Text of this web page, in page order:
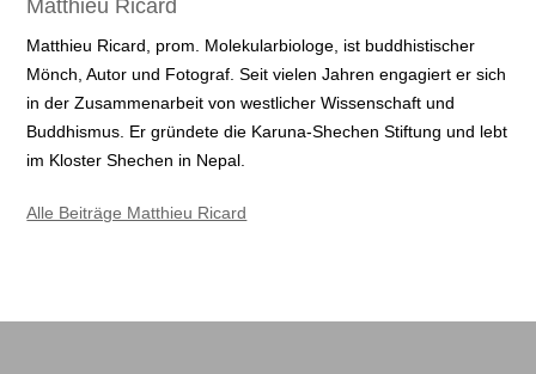
Matthieu Ricard
Matthieu Ricard, prom. Molekularbiologe, ist buddhistischer
Mönch, Autor und Fotograf. Seit vielen Jahren engagiert er sich
in der Zusammenarbeit von westlicher Wissenschaft und
Buddhismus. Er gründete die Karuna-Shechen Stiftung und lebt
im Kloster Shechen in Nepal.
Alle Beiträge Matthieu Ricard